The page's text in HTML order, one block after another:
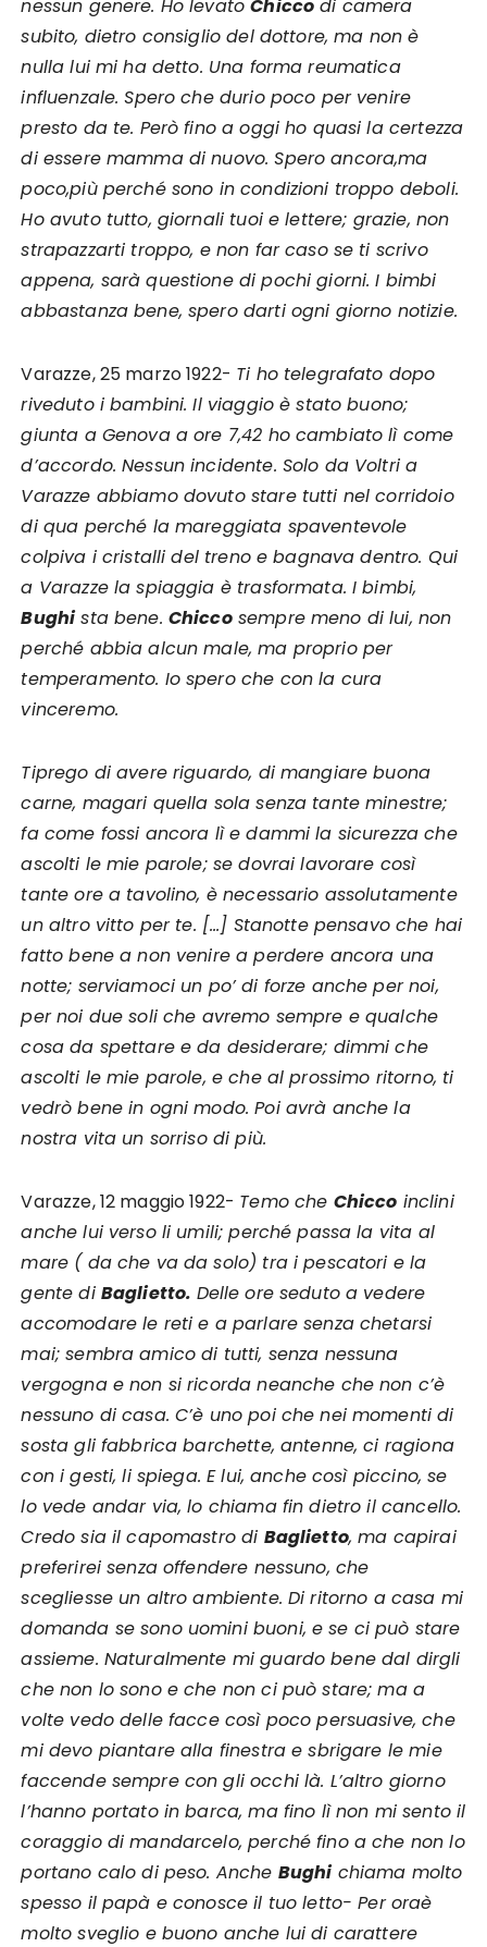
nessun genere. Ho levatoChicco di camera
subito, dietro consiglio del dottore, ma non è
nulla lui mi ha detto. Una forma reumatica
influenzale. Spero che durio poco per venire
presto da te. Però fino a oggi ho quasi la certezza
di essere mamma di nuovo. Spero ancora,ma
poco,più perché sono in condizioni troppo deboli.
Ho avuto tutto, giornali tuoi e lettere; grazie, non
strapazzarti troppo, e non far caso se ti scrivo
appena, sarà questione di pochi giorni. I bimbi
abbastanza bene, spero darti ogni giorno notizie.
Varazze, 25 marzo 1922- Ti ho telegrafato dopo
riveduto i bambini. Il viaggio è stato buono;
giunta a Genova a ore 7,42 ho cambiato lì come
d’accordo. Nessun incidente. Solo da Voltri a
Varazze abbiamo dovuto stare tutti nel corridoio
di qua perché la mareggiata spaventevole
colpiva i cristalli del treno e bagnava dentro. Qui
a Varazze la spiaggia è trasformata. I bimbi,
Bughista bene. Chiccosempre meno di lui, non
perché abbia alcun male, ma proprio per
temperamento. Io spero che con la cura
vinceremo.
Tiprego di avere riguardo, di mangiare buona
carne, magari quella sola senza tante minestre;
fa come fossi ancora lì e dammi la sicurezza che
ascolti le mie parole; se dovrai lavorare così
tante ore a tavolino, è necessario assolutamente
un altro vitto per te. […] Stanotte pensavo che hai
fatto bene a non venire a perdere ancora una
notte; serviamoci un po’ di forze anche per noi,
per noi due soli che avremo sempre e qualche
cosa da spettare e da desiderare; dimmi che
ascolti le mie parole, e che al prossimo ritorno, ti
vedrò bene in ogni modo. Poi avrà anche la
nostra vita un sorriso di più.
Varazze, 12 maggio 1922- Temo che Chicco inclini
anche lui verso li umili; perché passa la vita al
mare ( da che va da solo) tra i pescatori e la
gente di Baglietto. Delle ore seduto a vedere
accomodare le reti e a parlare senza chetarsi
mai; sembra amico di tutti, senza nessuna
vergogna e non si ricorda neanche che non c’è
nessuno di casa. C’è uno poi che nei momenti di
sosta gli fabbrica barchette, antenne, ci ragiona
con i gesti, li spiega. E lui, anche così piccino, se
lo vede andar via, lo chiama fin dietro il cancello.
Credo sia il capomastro di Baglietto, ma capirai
preferirei senza offendere nessuno, che
scegliesse un altro ambiente. Di ritorno a casa mi
domanda se sono uomini buoni, e se ci può stare
assieme. Naturalmente mi guardo bene dal dirgli
che non lo sono e che non ci può stare; ma a
volte vedo delle facce così poco persuasive, che
mi devo piantare alla finestra e sbrigare le mie
faccende sempre con gli occhi là. L’altro giorno
l’hanno portato in barca, ma fino lì non mi sento il
coraggio di mandarcelo, perché fino a che non lo
portano calo di peso. Anche Bughichiama molto
spesso il papà e conosce il tuo letto- Per oraè
molto sveglio e buono anche lui di carattere